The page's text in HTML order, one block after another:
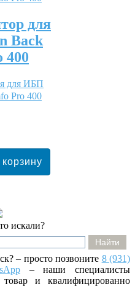
для
Back
400
для ИБП
Pro 400
искали?
– просто позвоните 8 (931)
– наши специалисты
и квалифицированно